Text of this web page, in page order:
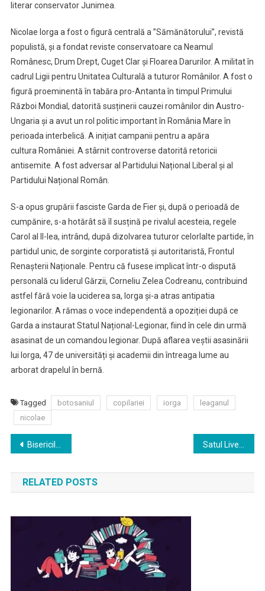
literar conservator Junimea.
Nicolae Iorga a fost o figură centrală a ”Sămănătorului”, revistă
populistă, și a fondat reviste conservatoare ca Neamul
Românesc, Drum Drept, Cuget Clar și Floarea Darurilor. A militat în
cadrul Ligii pentru Unitatea Culturală a tuturor Românilor. A fost o
figură proeminentă în tabăra pro-Antanta în timpul Primului
Război Mondial, datorită susținerii cauzei românilor din Austro-
Ungaria și a avut un rol politic important în România Mare în
perioada interbelică. A inițiat campanii pentru a apăra
cultura României. A stârnit controverse datorită retoricii
antisemite. A fost adversar al Partidului Național Liberal și al
Partidului Național Român.
S-a opus grupării fasciste Garda de Fier și, după o perioadă de
cumpănire, s-a hotărât să îl susțină pe rivalul acesteia, regele
Carol al II-lea, intrând, după dizolvarea tuturor celorlalte partide, în
partidul unic, de sorginte corporatistă și autoritaristă, Frontul
Renașterii Naționale. Pentru că fusese implicat într-o dispută
personală cu liderul Gărzii, Corneliu Zelea Codreanu, contribuind
astfel fără voie la uciderea sa, Iorga și-a atras antipatia
legionarilor. A rămas o voce independentă a opoziției după ce
Garda a instaurat Statul Național-Legionar, fiind în cele din urmă
asasinat de un comandou legionar. După aflarea veștii asasinării
lui Iorga, 47 de universități și academii din întreaga lume au
arborat drapelul în bernă.
Tagged botosaniul copilariei iorga
leaganul
nicolae
Navigare
în
articole
Bisericile ștefaniene, repere ale istoriei și dovezi ale credinței
RELATED POSTS